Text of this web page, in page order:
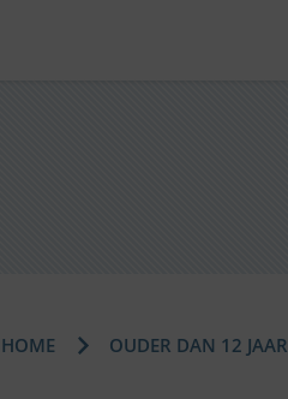
HOME OUDER DAN 12 JAAR